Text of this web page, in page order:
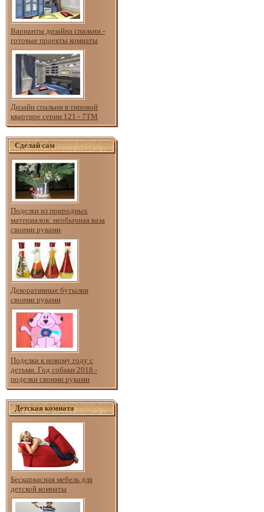
Варианты дизайна спальни -
готовые проекты комнаты
Дизайн спальни в типовой
квартире серии 121 - 7ТМ
Сделай сам
Поделки из природных
материалов: необычная ваза
своими руками
Декоративные бутылки
своими руками
Поделки к новому году с
детьми. Год собаки 2018 -
поделки своими руками
Детская комната
Бескаркасная мебель для
детской комнаты